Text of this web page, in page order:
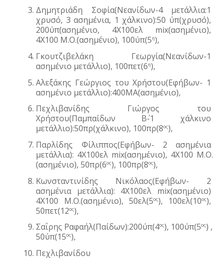
Δημητριάδη Σοφία(Νεανίδων-4 μετάλλια:1
χρυσό, 3 ασημένια, 1 χάλκινο):50 ύπ(χρυσό),
200ύπ(ασημένιο, 4Χ100ελ mix(ασημένιο),
4Χ100 Μ.Ο.(ασημένιο), 100ύπ(5η),
Γκουτζιβελάκη Γεωργία(Νεανίδων-1
ασημένιο μετάλλιο), 100πετ(6η),
Αλεξάκης Γεώργιος του Χρήστου(Εφήβων- 1
ασημένιο μετάλλιο):400ΜΑ(ασημένιο),
Πεχλιβανίδης Γιώργος του
Χρήστου(Παμπαίδων Β΄-1 χάλκινο
μετάλλιο):50πρ(χάλκινο), 100πρ(8ος),
Παρλίδης Φίλιππος(Εφήβων- 2 ασημένια
μετάλλια): 4Χ100ελ mix(ασημένιο), 4Χ100 Μ.Ο.
(ασημένιο), 50πρ(6ος), 100πρ(8ος),
Κωνσταντινίδης Νικόλαος(Εφήβων- 2
ασημένια μετάλλια): 4Χ100ελ mix(ασημένιο)
4Χ100 Μ.Ο.(ασημένιο), 50ελ(5ος), 100ελ(10ος),
50πετ(12ος),
Σαΐρης Ραφαήλ(Παίδων):200ύπ(4ος), 100ύπ(5ος) ,
50ύπ(15ος),
Πεχλιβανίδου